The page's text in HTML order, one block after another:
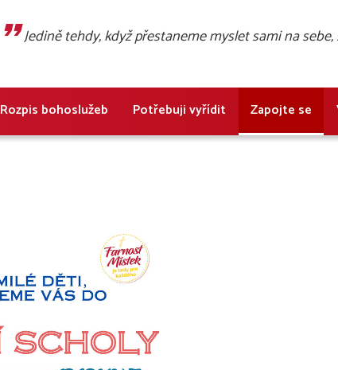
Jedině tehdy, když přestaneme myslet sami na
Rozpis bohoslužeb Potřebuji vyřídit Zapojte se